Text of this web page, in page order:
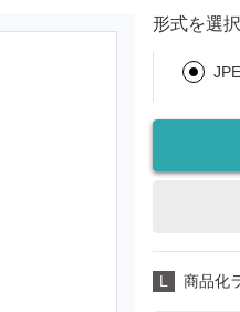
形式を選
L 商品化